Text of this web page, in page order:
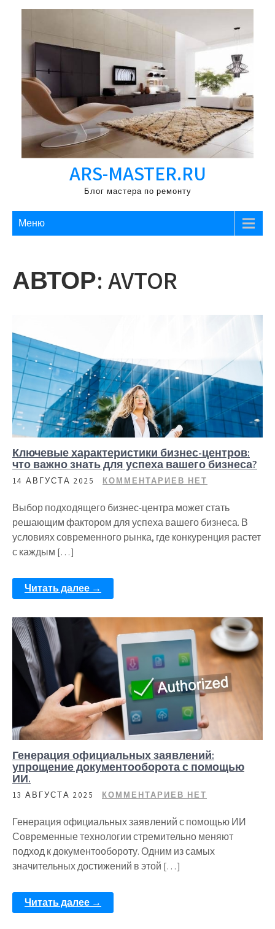
Перейти
ARS-MASTER.RU
Блог мастера по ремонту
Меню
АВТОР: AVTOR
Ключевые характеристики бизнес-центров:
что важно знать для успеха вашего бизнеса?
14 АВГУСТА 2025 КОММЕНТАРИЕВ НЕТ
Выбор подходящего бизнес-центра может стать
решающим фактором для успеха вашего бизнеса. В
условиях современного рынка, где конкуренция растет
с каждым […]
Читать далее →
Генерация официальных заявлений:
упрощение документооборота с помощью
ИИ.
13 АВГУСТА 2025 КОММЕНТАРИЕВ НЕТ
Генерация официальных заявлений с помощью ИИ
Современные технологии стремительно меняют
подход к документообороту. Одним из самых
значительных достижений в этой […]
Читать далее →